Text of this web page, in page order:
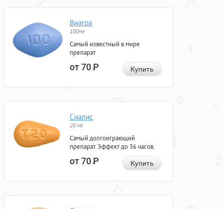
Виагра
100мг
Самый известный в мире
препарат
от 70Р Купить
Сиалис
20 мг
Самый долгоиграющий
препарат. Эффект до 36 часов.
от 70Р Купить